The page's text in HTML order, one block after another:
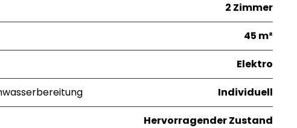
2 Zimmer
45 m²
Elektro
Individuell
Hervorragender Zustand